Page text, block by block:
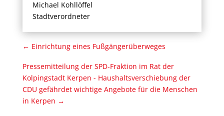
Michael Kohllöffel
Stadtverordneter
← Einrichtung eines Fußgängerüberweges
Pressemitteilung der SPD-Fraktion im Rat der
Kolpingstadt Kerpen - Haushaltsverschiebung der
CDU gefährdet wichtige Angebote für die Menschen
in Kerpen →